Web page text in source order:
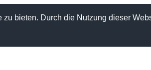
bieten. Durch die Nutzung dieser